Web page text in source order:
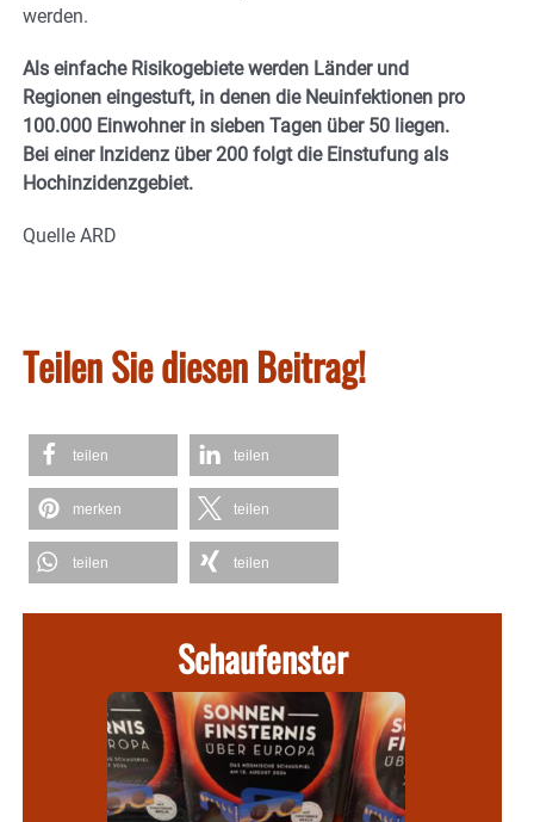
werden.
Als einfache Risikogebiete werden Länder und
Regionen eingestuft, in denen die Neuinfektionen pro
100.000 Einwohner in sieben Tagen über 50 liegen.
Bei einer Inzidenz über 200 folgt die Einstufung als
Hochinzidenzgebiet.
Quelle ARD
Teilen Sie diesen Beitrag!
teilen teilen
merken teilen
teilen teilen
Schaufenster